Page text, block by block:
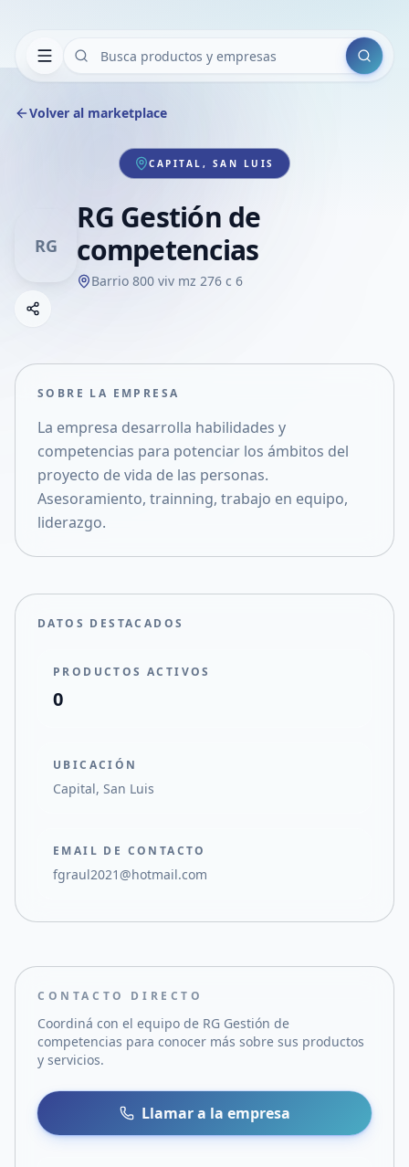
Buscar
Volver al marketplace
CAPITAL, SAN LUIS
RG
RG Gestión de
competencias
Barrio 800 viv mz 276 c 6
Compartir empresa
Compartir en X
SOBRE LA EMPRESA
La empresa desarrolla habilidades y
competencias para potenciar los ámbitos del
proyecto de vida de las personas.
Asesoramiento, trainning, trabajo en equipo,
liderazgo.
DATOS DESTACADOS
PRODUCTOS ACTIVOS
0
UBICACIÓN
Capital, San Luis
EMAIL DE CONTACTO
fgraul2021@hotmail.com
CONTACTO DIRECTO
Coordiná con el equipo de RG Gestión de
competencias para conocer más sobre sus productos
y servicios.
Llamar a la empresa